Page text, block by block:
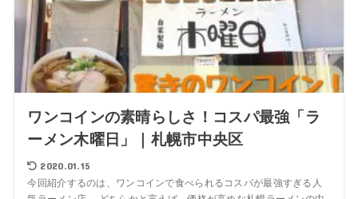
ワンコインの素晴らしさ！コスパ最強「ラ
ーメン木曜日」｜札幌市中央区
2020.01.15
今回紹介するのは、ワンコインで食べられるコスパが最強すぎる人